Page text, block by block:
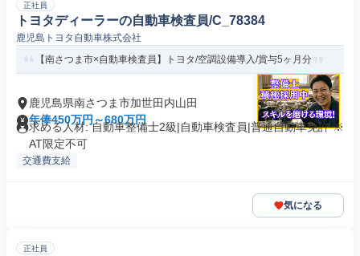
正社員
トヨタディーラーの自動車検査員/C_78384
鹿児島トヨタ自動車株式会社
【南さつま市×自動車検査員】トヨタ/空調設備導入/賞与5ヶ月分
鹿児島県南さつま市加世田内山田
年俸450万円～680万円
求める人材: 自動車整備士2級|自動車検査員|普通自動車免許 ※
AT限定不可
交通費支給
気になる
正社員